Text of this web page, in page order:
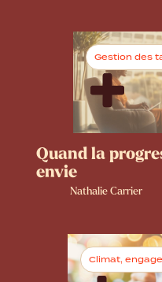
Gestion des
Quand la
envie
Nathalie Carrier
Climat,